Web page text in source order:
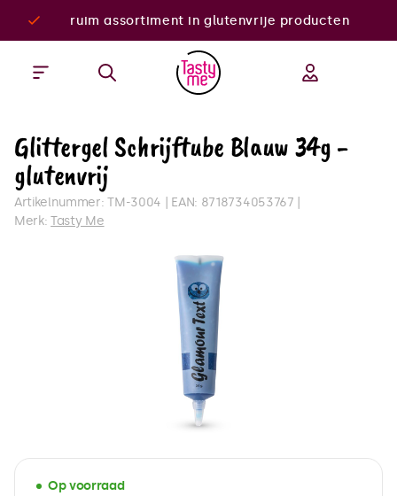
ruim assortiment in glutenvrije producten
Glittergel Schrijftube Blauw 34g -
glutenvrij
Artikelnummer:TM-3004 EAN: 8718734053767
Merk:Tasty Me
Op voorraad